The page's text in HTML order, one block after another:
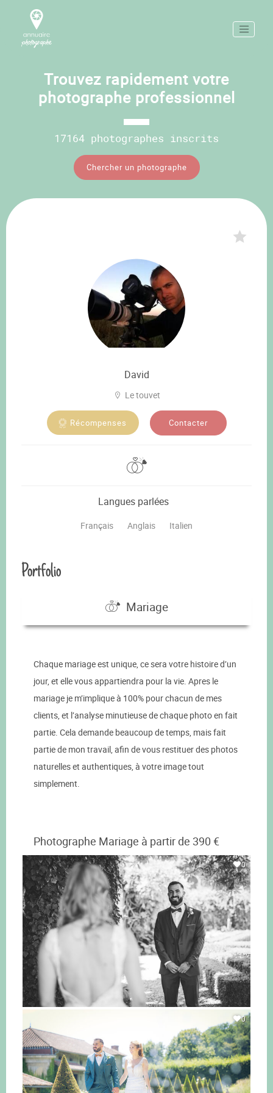
Trouvez rapidement votre
photographe professionnel
17164 photographes inscrits
Chercher un photographe
David
Le touvet
Récompenses Contacter
Langues parlées
Français Anglais Italien
Portfolio
Mariage
Chaque mariage est unique, ce sera votre histoire d’un
jour, et elle vous appartiendra pour la vie. Apres le
mariage je m’implique à 100% pour chacun de mes
clients, et l’analyse minutieuse de chaque photo en fait
partie. Cela demande beaucoup de temps, mais fait
partie de mon travail, afin de vous restituer des photos
naturelles et authentiques, à votre image tout
simplement.
Photographe Mariage à partir de 390 €
0
0